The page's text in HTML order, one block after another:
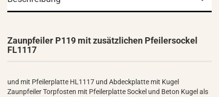
Zaunpfeiler P119 mit zusätzlichen Pfeilersockel
FL1117
und mit Pfeilerplatte HL1117 und Abdeckplatte mit Kugel
Zaunpfeiler Torpfosten mit Pfeilerplatte Sockel und Beton Kugel als